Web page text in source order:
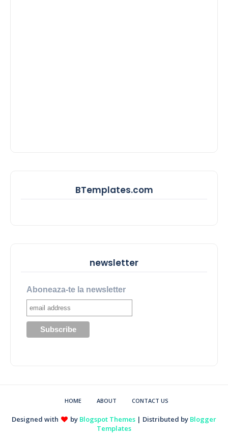
BTemplates.com
newsletter
Aboneaza-te la newsletter
HOME ABOUT CONTACT US
Designed with by Blogspot Themes | Distributed by Blogger
Templates